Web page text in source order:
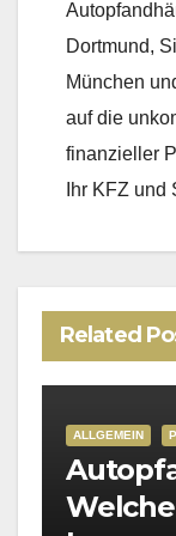
Dortmund,
München
auf die
finanzieller
Ihr KFZ
Related
ALLGEMEIN